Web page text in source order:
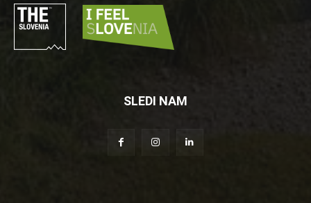
SLEDI NAM